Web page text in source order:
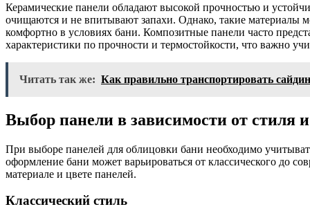
Керамические панели обладают высокой прочностью и
очищаются и не впитывают запахи. Однако, такие материалы
комфортно в условиях бани. Композитные панели часто
характеристики по прочности и термостойкости, что важно
Читать так же: Как правильно транспортировать
Выбор панели в зависимости от стиля
При выборе панелей для облицовки бани необходимо
оформление бани может варьироваться от классического до
материале и цвете панелей.
Классический стиль